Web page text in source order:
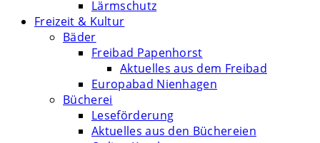
Lärmschutz
Freizeit & Kultur
Bäder
Freibad Papenhorst
Aktuelles aus dem Freibad
Europabad Nienhagen
Bücherei
Leseförderung
Aktuelles aus den Büchereien